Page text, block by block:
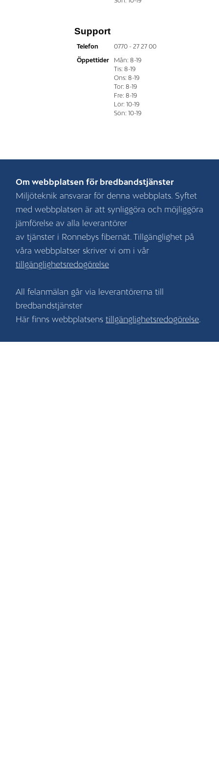
Support
Telefon
0770 - 27 27 00
Öppettider
Mån: 8-19
Tis: 8-19
Ons: 8-19
Tor: 8-19
Fre: 8-19
Lör: 10-19
Sön: 10-19
Om webbplatsen för bredbandstjänster
Miljöteknik ansvarar för denna webbplats. Syftet
med webbplatsen är att synliggöra och möjliggöra
jämförelse av alla leverantörer
av tjänster i Ronnebys fibernät. Tillgänglighet på
våra webbplatser skriver vi om i vår
tillgänglighetsredogörelse
All felanmälan går via leverantörerna till
bredbandstjänster
Här finns webbplatsens tillgänglighetsredogörelse.